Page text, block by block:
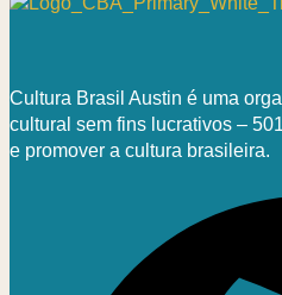
Cultura Brasil Austin é uma
cultural sem fins lucrativos –
e promover a cultura brasileira.